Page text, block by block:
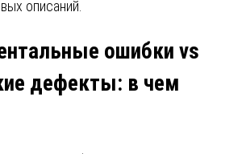
описаний.
ошибки vs
дефекты: в чем